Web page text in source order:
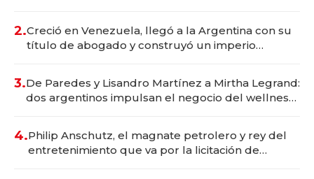
2.Creció en Venezuela, llegó a la Argentina con su
título de abogado y construyó un imperio
3.De Paredes y Lisandro Martínez a Mirtha Legrand:
dos argentinos impulsan el negocio del wellness
4.Philip Anschutz, el magnate petrolero y rey del
entretenimiento que va por la licitación de